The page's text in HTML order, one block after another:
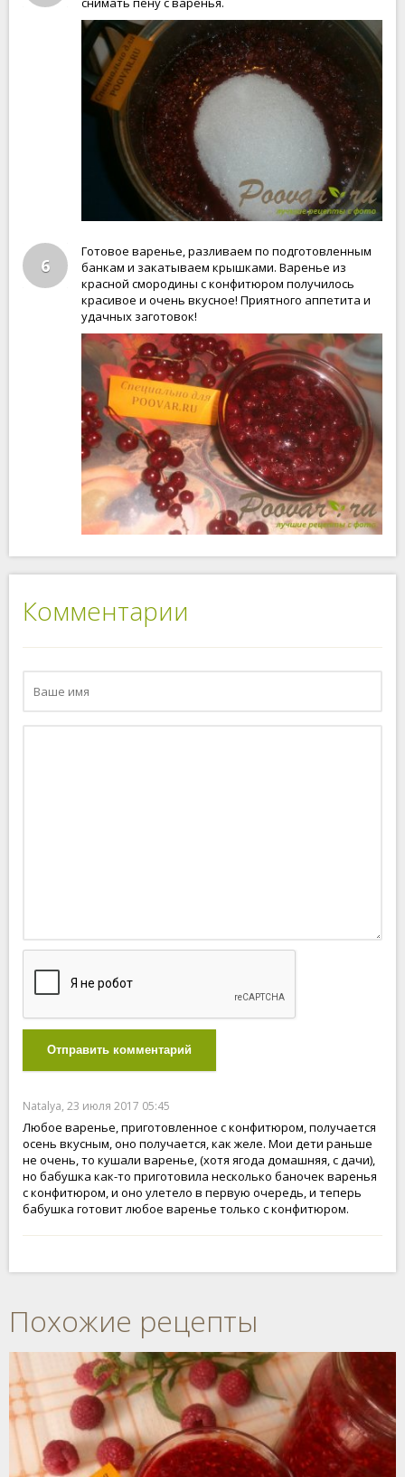
6
Готовое варенье, разливаем по подготовленным
банкам и закатываем крышками. Варенье из
красной смородины с конфитюром получилось
красивое и очень вкусное! Приятного аппетита и
удачных заготовок!
Комментарии
Отправить комментарий
Natalya, 23 июля 2017 05:45
Любое варенье, приготовленное с конфитюром, получается
осень вкусным, оно получается, как желе. Мои дети раньше
не очень, то кушали варенье, (хотя ягода домашняя, с дачи),
но бабушка как-то приготовила несколько баночек варенья
с конфитюром, и оно улетело в первую очередь, и теперь
бабушка готовит любое варенье только с конфитюром.
Похожие рецепты